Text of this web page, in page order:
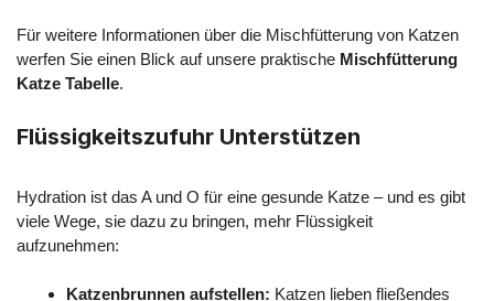
Für weitere Informationen über die Mischfütterung von Katzen
werfen Sie einen Blick auf unsere praktische Mischfütterung
Katze Tabelle.
Flüssigkeitszufuhr Unterstützen
Hydration ist das A und O für eine gesunde Katze – und es gibt
viele Wege, sie dazu zu bringen, mehr Flüssigkeit
aufzunehmen:
Katzenbrunnen aufstellen: Katzen lieben fließendes